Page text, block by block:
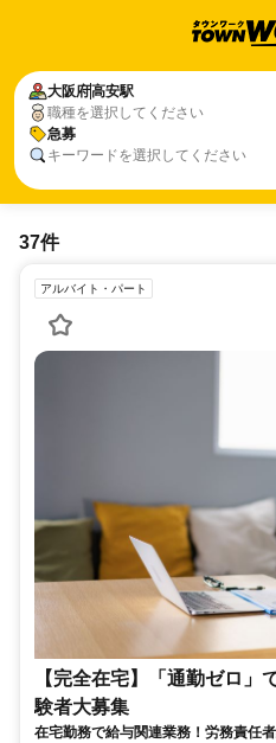
大阪府高安駅
職種を選択してください
急募
キーワードを選択してください
37件
アルバイト・パート
【完全在宅】「通勤ゼロ」
験者大募集
在宅勤務で給与関連業務！労務責任